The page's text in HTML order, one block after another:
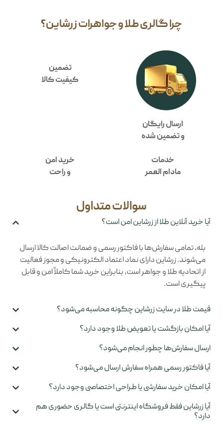
چرا گالری طلا و جواهرات زرشاین؟
ارسال رایگان
و تضمین شده
تضمین
کیفیت کالا
خدمات
مادام العمر
خرید امن
و راحت
سوالات متداول
آیا خرید آنلاین طلا از زرشاین امن است؟
بله، تمامی سفارش‌ها با فاکتور رسمی و ضمانت اصالت کالا ارسال
می‌شوند. زرشاین دارای نماد اعتماد الکترونیکی و مجوز فعالیت
از اتحادیه طلا و جواهر است، بنابراین خرید شما کاملاً امن و قابل
پیگیری است.
قیمت طلا در سایت زرشاین چگونه محاسبه می‌شود؟
آیا امکان بازگشت یا تعویض طلا وجود دارد؟
ارسال سفارش‌ها چطور انجام می‌شود؟
آیا فاکتور رسمی همراه سفارش ارسال می‌شود؟
آیا امکان خرید سفارشی یا طراحی اختصاصی وجود دارد؟
آیا زرشاین فقط فروشگاه اینترنتی است یا گالری حضوری هم
دارد؟